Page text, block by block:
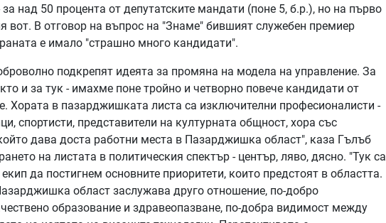
над 50 процента от депутатските мандати (поне 5, б.р.), но на първо
вот. В отговор на въпрос на "Знаме" бившият служебен премиер
е имало "страшно много кандидати".
подкрепят идеята за промяна на модела на управление. За
и за тук - имахме поне тройно и четворно повече кандидати от
Хората в пазарджишката листа са изключителни професионалисти -
спортисти, представители на културната общност, хора със
дава доста работни места в Пазарджишка област", каза Гълъб
на листата в политическия спектър - център, ляво, дясно. "Тук са
да постигнем основните приоритети, които предстоят в областта.
област заслужава друго отношение, по-добро
образование и здравеопазване, по-добра видимост между